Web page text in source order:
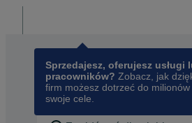
Sprzedajesz, oferujesz usługi
pracowników? Zobacz, jak
firm możesz dotrzeć do
swoje cele.